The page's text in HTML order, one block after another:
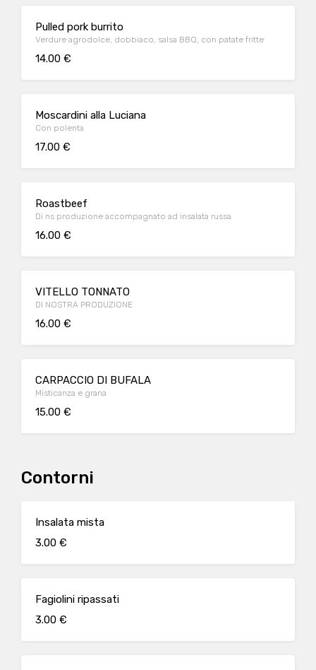
Pulled pork burrito
Verdure agrodolce, dobbiaco, salsa BBQ, con patate fritte
14.00 €
Moscardini alla Luciana
Con polenta
17.00 €
Roastbeef
Di ns produzione accompagnato ad insalata russa
16.00 €
VITELLO TONNATO
DI NOSTRA PRODUZIONE
16.00 €
CARPACCIO DI BUFALA
Misticanza e grana
15.00 €
Contorni
Insalata mista
3.00 €
Fagiolini ripassati
3.00 €